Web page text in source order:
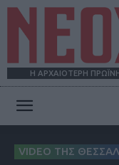
Η ΑΡΧΑΙΟΤΕΡΗ
VIDEO ΤΗΣ